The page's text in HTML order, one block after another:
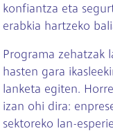
konfiantza eta
erabkia hartzeko
Programa zehatzak
hasten gara
lanketa egiten.
izan ohi dira:
sektoreko lan-